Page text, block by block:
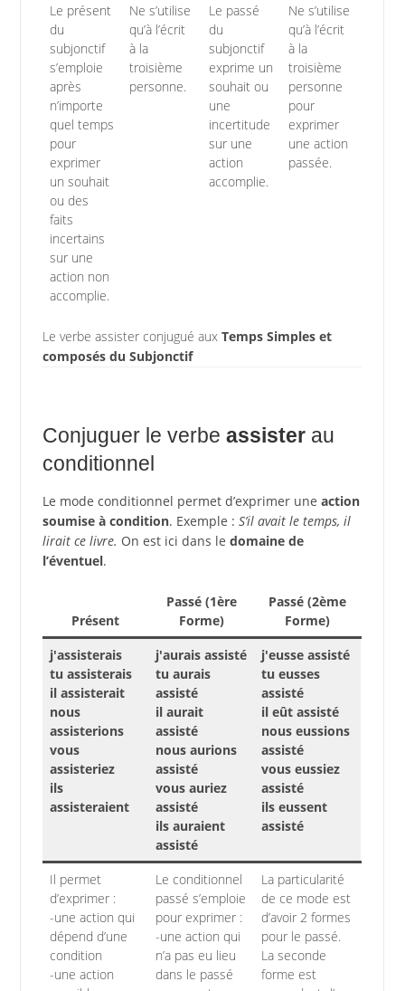
Le présent
du
subjonctif
s’emploie
après
n’importe
quel temps
pour
exprimer
un souhait
ou des
faits
incertains
sur une
action non
accomplie.
Ne s’utilise
qu’à l’écrit
à la
troisième
personne.
Le passé
du
subjonctif
exprime un
souhait ou
une
incertitude
sur une
action
accomplie.
Ne s’utilise
qu’à l’écrit
à la
troisième
personne
pour
exprimer
une action
passée.
Le verbe assister conjugué aux Temps Simples et
composés du Subjonctif
Conjuguer le verbe assisterau
conditionnel
Le mode conditionnel permet d’exprimer une action
soumise à condition. Exemple : S’il avait le temps, il
lirait ce livre. On est ici dans le domaine de
l’éventuel.
Présent
Passé (1ère
Forme)
Passé (2ème
Forme)
j'assisterais
tu assisterais
il assisterait
nous
assisterions
vous
assisteriez
ils
assisteraient
j'aurais assisté
tu aurais
assisté
il aurait
assisté
nous aurions
assisté
vous auriez
assisté
ils auraient
assisté
j'eusse assisté
tu eusses
assisté
il eût assisté
nous eussions
assisté
vous eussiez
assisté
ils eussent
assisté
Il permet
d’exprimer :
-une action qui
dépend d’une
condition
-une action
Le conditionnel
passé s’emploie
pour exprimer :
-une action qui
n’a pas eu lieu
dans le passé
La particularité
de ce mode est
d’avoir 2 formes
pour le passé.
La seconde
forme est